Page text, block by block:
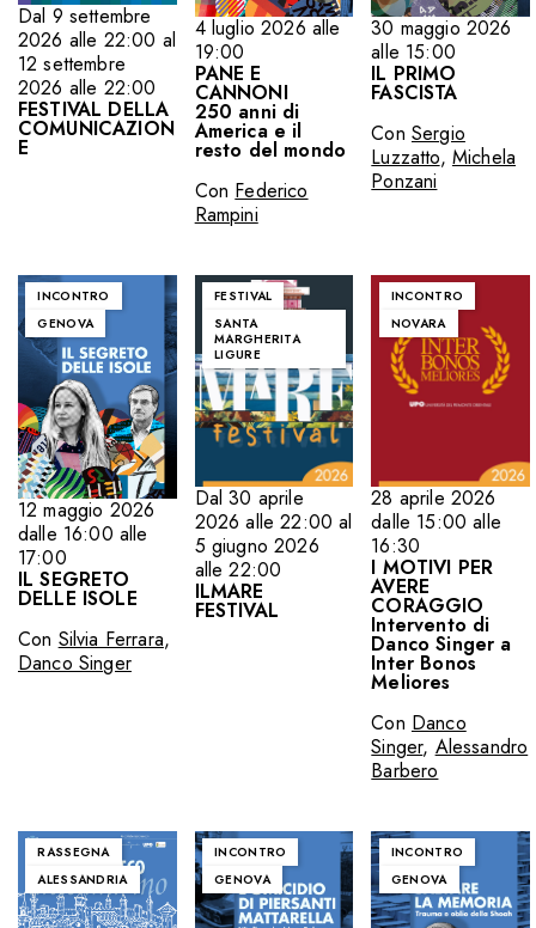
Dal 9 settembre
2026 alle 22:00 al
12 settembre
2026 alle 22:00
FESTIVAL DELLA
COMUNICAZION
E
4 luglio 2026 alle
19:00
PANE E
CANNONI
250 anni di
America e il
resto del mondo
Con Federico
Rampini
30 maggio 2026
alle 15:00
IL PRIMO
FASCISTA
Con Sergio
Luzzatto, Michela
Ponzani
12 maggio 2026
dalle 16:00 alle
17:00
IL SEGRETO
DELLE ISOLE
INCONTRO
GENOVA
Con Silvia Ferrara,
Danco Singer
Dal 30 aprile
2026 alle 22:00 al
5 giugno 2026
alle 22:00
ILMARE
FESTIVAL
FESTIVAL
SANTA
MARGHERITA
LIGURE
28 aprile 2026
dalle 15:00 alle
16:30
I MOTIVI PER
AVERE
CORAGGIO
Intervento di
Danco Singer a
Inter Bonos
Meliores
INCONTRO
NOVARA
Con Danco
Singer, Alessandro
Barbero
RASSEGNA
ALESSANDRIA
INCONTRO
GENOVA
INCONTRO
GENOVA